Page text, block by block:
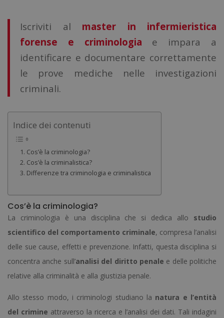
Iscriviti al master in infermieristica
forense e criminologia e impara a
identificare e documentare correttamente
le prove mediche nelle investigazioni
criminali.
Indice dei contenuti
Cos’è la criminologia?
Cos’è la criminalistica?
Differenze tra criminologia e criminalistica
Cos’è la criminologia?
La criminologia è una disciplina che si dedica allo studio
scientifico del comportamento criminale, compresa l’analisi
delle sue cause, effetti e prevenzione. Infatti, questa disciplina si
concentra anche sull’analisi del diritto penale e delle politiche
relative alla criminalità e alla giustizia penale.
Allo stesso modo, i criminologi studiano la natura e l’entità
del crimine attraverso la ricerca e l’analisi dei dati. Tali indagini